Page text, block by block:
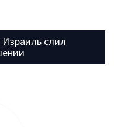
слил